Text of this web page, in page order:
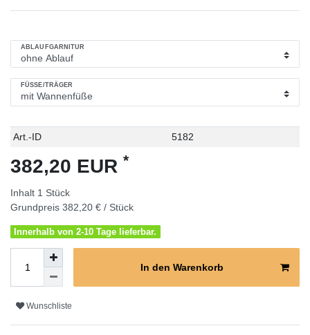
ABLAUFGARNITUR
FÜSSE/TRÄGER
Technisches
Wert
Art.-ID 5182
382,20 EUR *
Inhalt 1 Stück
Grundpreis 382,20 € / Stück
Innerhalb von 2-10 Tage lieferbar.
In den Warenkorb
Wunschliste